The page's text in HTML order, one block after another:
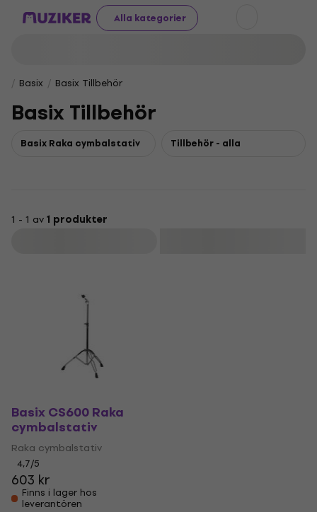
Alla kategorier
Basix Basix Tillbehör
Basix Tillbehör
Basix Raka cymbalstativ Tillbehör - alla
1 - 1 av1 produkter
Basix CS600 Raka
cymbalstativ
Raka cymbalstativ
4,7/5
603 kr
Finns i lager hos
leverantören